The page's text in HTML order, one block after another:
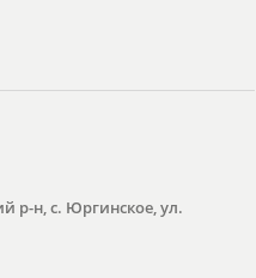
р-н, с. Юргинское, ул.